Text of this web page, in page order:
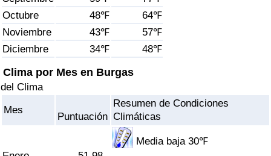
Octubre
48℉
64℉
Noviembre
43℉
57℉
Diciembre
34℉ 48℉
Clima por Mes en Burgas
del Clima
Mes
Puntuación
Resumen de Condiciones
Climáticas
Media baja 30℉
Índice de criminalidad por país
Sanidad
Índice de Sanidad (Actual)
Índice de Sanidad por País